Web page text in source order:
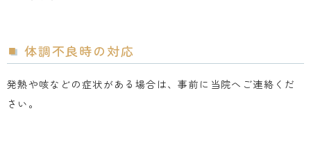
体調不良時の対応
発熱や咳などの症状がある場合は、事前に当院へご連絡くだ
さい。